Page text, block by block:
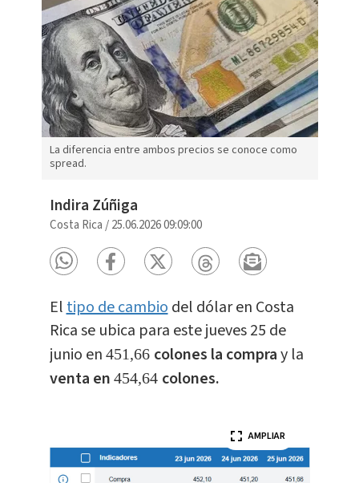
La diferencia entre ambos precios se conoce como
spread.
Indira Zúñiga
Costa Rica /25.06.2026 09:09:00
Eltipo de cambiodel dólar en Costa
Rica se ubica para este jueves 25 de
junio en 451,66 colones la compray la
venta en 454,64 colones.
AMPLIAR